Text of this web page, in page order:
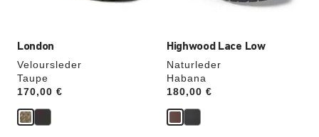
London
Veloursleder
Taupe
Price:
170,00 €
Highwood Lace Low
Naturleder
Habana
Price:
180,00 €